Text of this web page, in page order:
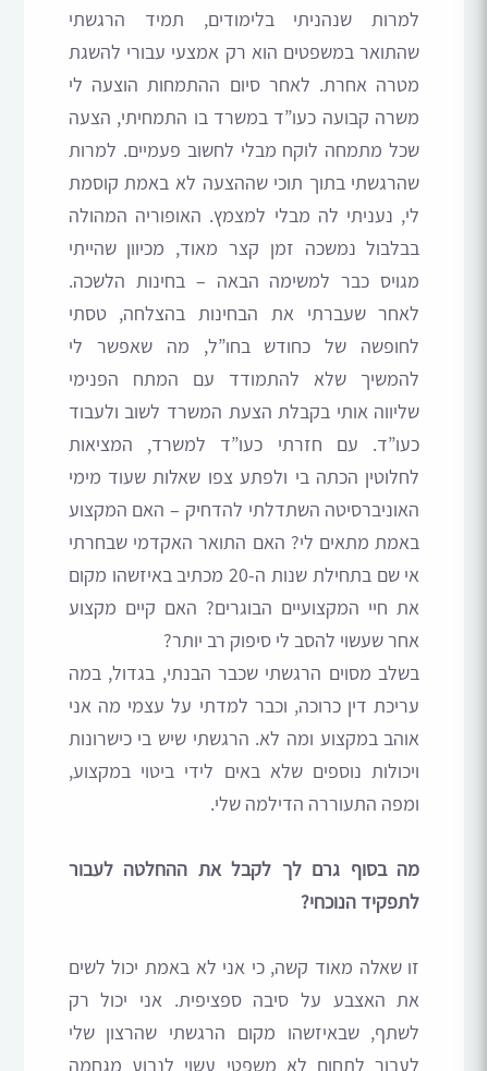
למרות שנהניתי בלימודים, תמיד הרגשתי
שהתואר במשפטים הוא רק אמצעי עבורי להשגת
מטרה אחרת. לאחר סיום ההתמחות הוצעה לי
משרה קבועה כעו”ד במשרד בו התמחיתי, הצעה
שכל מתמחה לוקח מבלי לחשוב פעמיים. למרות
שהרגשתי בתוך תוכי שההצעה לא באמת קוסמת
לי, נעניתי לה מבלי למצמץ. האופוריה המהולה
בבלבול נמשכה זמן קצר מאוד, מכיוון שהייתי
מגויס כבר למשימה הבאה – בחינות הלשכה.
לאחר שעברתי את הבחינות בהצלחה, טסתי
לחופשה של כחודש בחו”ל, מה שאפשר לי
להמשיך שלא להתמודד עם המתח הפנימי
שליווה אותי בקבלת הצעת המשרד לשוב ולעבוד
כעו”ד. עם חזרתי כעו”ד למשרד, המציאות
לחלוטין הכתה בי ולפתע צפו שאלות שעוד מימי
האוניברסיטה השתדלתי להדחיק – האם המקצוע
באמת מתאים לי? האם התואר האקדמי שבחרתי
אי שם בתחילת שנות ה-20 מכתיב באיזשהו מקום
את חיי המקצועיים הבוגרים? האם קיים מקצוע
אחר שעשוי להסב לי סיפוק רב יותר?
בשלב מסוים הרגשתי שכבר הבנתי, בגדול, במה
עריכת דין כרוכה, וכבר למדתי על עצמי מה אני
אוהב במקצוע ומה לא. הרגשתי שיש בי כישרונות
ויכולות נוספים שלא באים לידי ביטוי במקצוע,
ומפה התעוררה הדילמה שלי.
מה בסוף גרם לך לקבל את ההחלטה לעבור
לתפקיד הנוכחי?
זו שאלה מאוד קשה, כי אני לא באמת יכול לשים
את האצבע על סיבה ספציפית. אני יכול רק
לשתף, שבאיזשהו מקום הרגשתי שהרצון שלי
לעבור לתחום לא משפטי עשוי לנבוע מגחמה